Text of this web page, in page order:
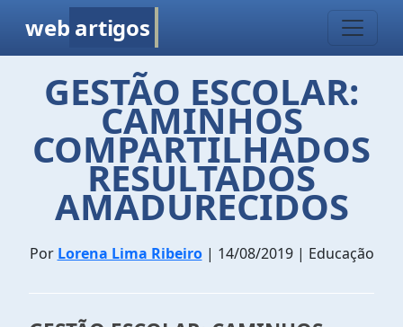
web artigos
GESTÃO ESCOLAR:
CAMINHOS
COMPARTILHADOS
RESULTADOS
AMADURECIDOS
Por Lorena Lima Ribeiro| 14/08/2019 | Educação